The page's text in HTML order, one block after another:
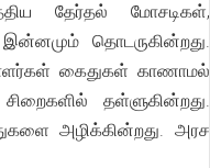
தேர்தல் மோசடிகள்,
தொடருகின்றது.
கைதுகள் காணாமல்
தள்ளுகின்றது.
அழிக்கின்றது. அரச